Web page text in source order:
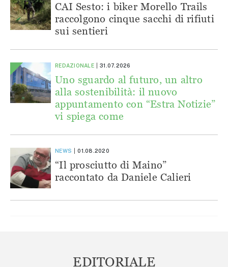
CAI Sesto: i biker Morello Trails
raccolgono cinque sacchi di rifiuti
sui sentieri
REDAZIONALE 31.07.2026
Uno sguardo al futuro, un altro
alla sostenibilità: il nuovo
appuntamento con “Estra Notizie”
vi spiega come
NEWS 01.08.2020
“Il prosciutto di Maino”
raccontato da Daniele Calieri
EDITORIALE